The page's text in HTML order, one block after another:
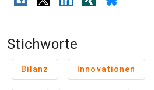
Stichworte
Bilanz Innovationen